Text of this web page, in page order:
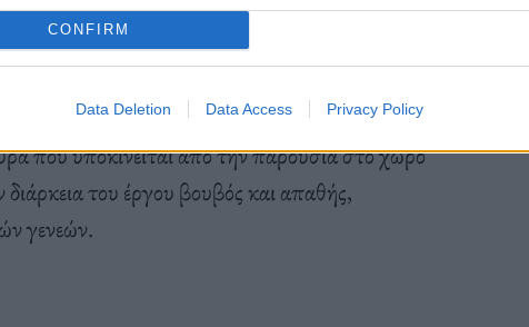
CONFIRM
Data Deletion Data Access Privacy Policy
ποιητικούς μονολόγους του Ρίτσου,
για ζωή κι ελπίδα, μέσα από μια ροή
ψυχής της ηλικιωμένης ηρωίδας, με
που υποκινείται από την παρουσία στο χώρο
του έργου βουβός και απαθής,
γενεών.